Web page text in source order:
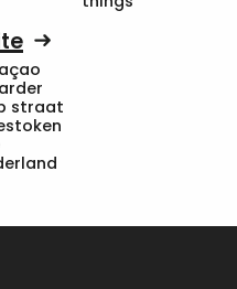
straat